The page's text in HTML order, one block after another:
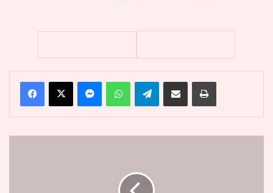
FacebookX MessengerWhatsAppTelegramPartager par email Imprimer